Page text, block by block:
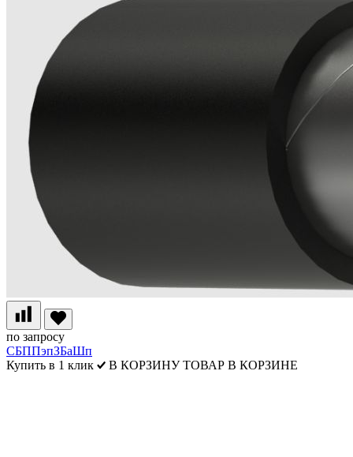
по запросу
СБППэпЗБаШп
Купить в 1 клик
В КОРЗИНУ ТОВАР В КОРЗИНЕ